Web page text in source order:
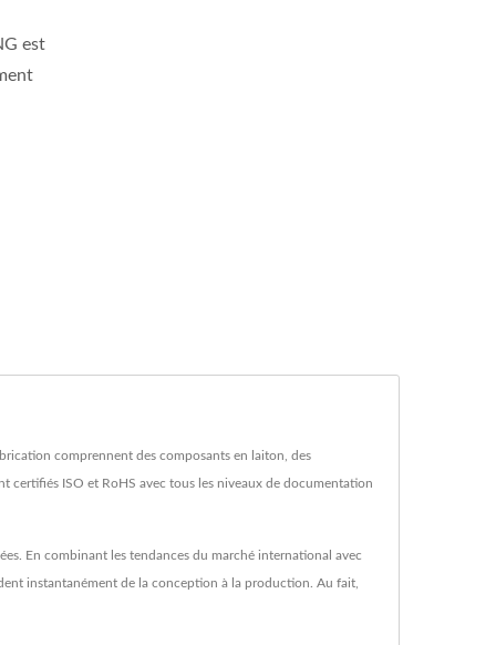
est
comprennent des composants en laiton, des
certifiés ISO et RoHS avec tous les niveaux de documentation
En combinant les tendances du marché international avec
instantanément de la conception à la production. Au fait,